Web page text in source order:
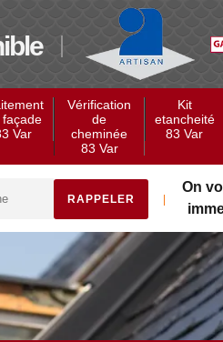
façade
Var
Vérification
de
cheminée
83 Var
Kit
etancheité
83 Var
On